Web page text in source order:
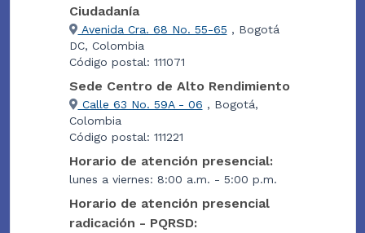
Ciudadanía
Avenida Cra. 68 No. 55-65 , Bogotá
DC, Colombia
Código postal: 111071
Sede Centro de Alto Rendimiento
Calle 63 No. 59A - 06 , Bogotá,
Colombia
Código postal: 111221
Horario de atención presencial:
lunes a viernes: 8:00 a.m. - 5:00 p.m.
Horario de atención presencial
radicación - PQRSD: